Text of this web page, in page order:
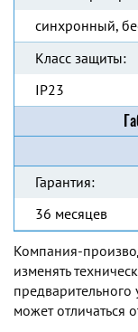
синхронный,
Класс защиты:
IP23
Гарантия:
36 месяцев
Компания-
изменять
может отличаться